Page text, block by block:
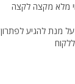
מלא מקצה לקצה
על מנת להגיע לפתרון